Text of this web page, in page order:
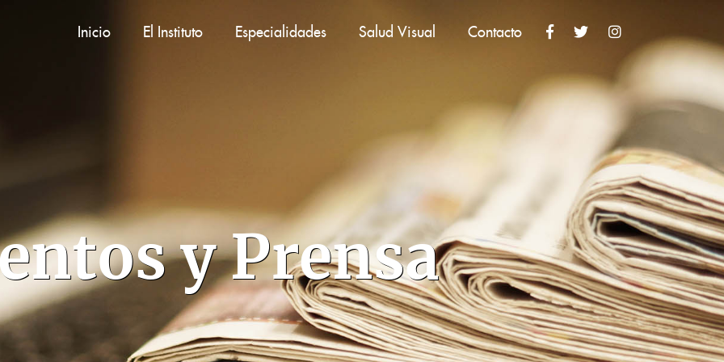
y Prensa
Inicio El Instituto Especialidades Salud Visual Contacto